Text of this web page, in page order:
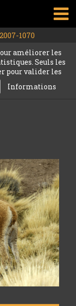
1070
améliorer les
Seuls les
pour valider les
Informations